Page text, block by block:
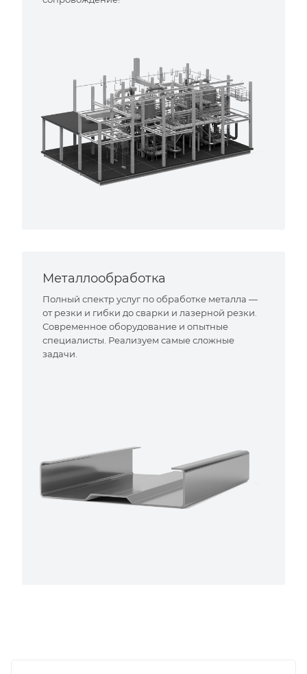
Металлообработка
Полный спектр услуг по обработке металла —
от резки и гибки до сварки и лазерной резки.
Современное оборудование и опытные
специалисты. Реализуем самые сложные
задачи.